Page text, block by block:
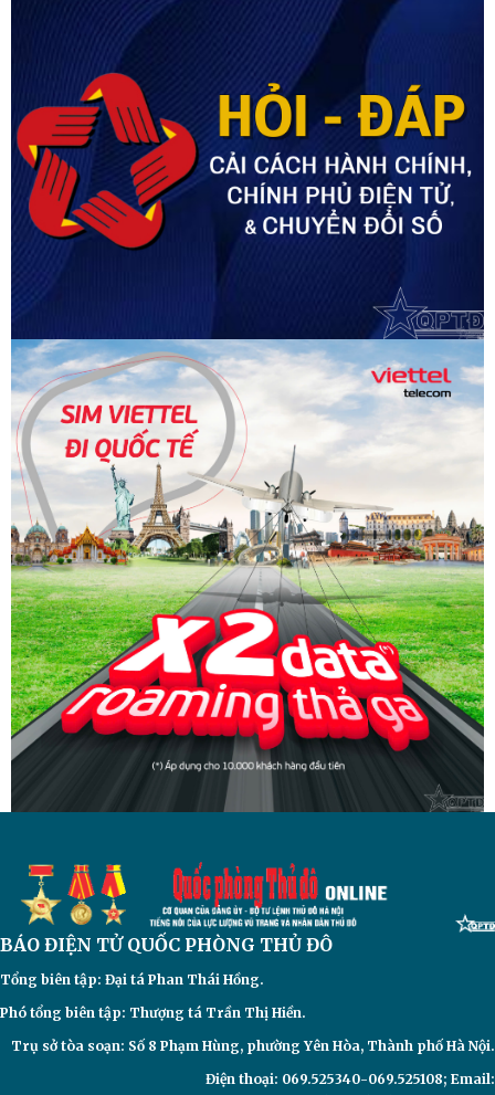
BÁO ĐIỆN TỬQUỐC PHÒNG THỦ ĐÔ
Tổng biên tập: Đại tá Phan Thái Hồng.
Phó tổng biên tập: Thượng tá Trần Thị Hiền.
Trụ sở tòa soạn: Số 8 Phạm Hùng, phường Yên Hòa, Thành phố Hà Nội.
Điện thoại: 069.525340-069.525108; Email: